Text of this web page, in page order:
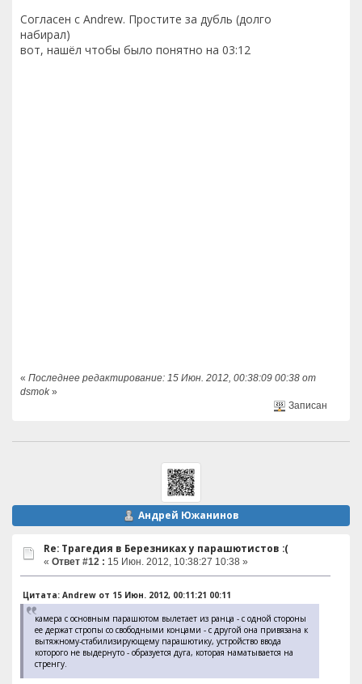
Согласен с Andrew. Простите за дубль (долго
набирал)
вот, нашёл чтобы было понятно на 03:12
« Последнее редактирование: 15 Июн. 2012, 00:38:09 00:38 от
dsmok »
Записан
Андрей Южанинов
Re: Трагедия в Березниках у парашютистов :(
« Ответ #12 : 15 Июн. 2012, 10:38:27 10:38 »
Цитата: Andrew от 15 Июн. 2012, 00:11:21 00:11
камера с основным парашютом вылетает из ранца - с одной стороны
ее держат стропы со свободными концами - с другой она привязана к
вытяжному-стабилизирующему парашютику, устройство ввода
которого не выдернуто - образуется дуга, которая наматывается на
стренгу.